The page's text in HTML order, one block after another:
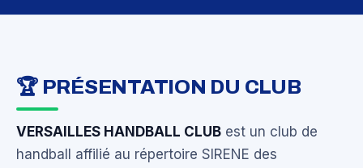
🏆 PRÉSENTATION DU CLUB
VERSAILLES HANDBALL CLUB est un club de
handball affilié au répertoire SIRENE des